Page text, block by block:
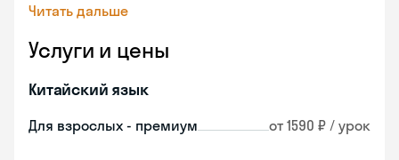
Читать дальше
Услуги и цены
Китайский язык
Для взрослых - премиум от 1590 ₽ / урок